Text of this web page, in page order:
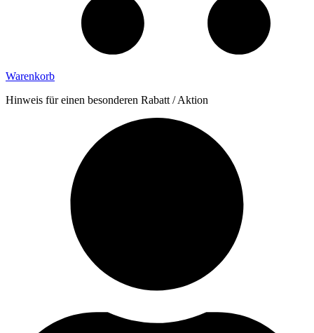
Warenkorb
Hinweis für einen besonderen Rabatt / Aktion